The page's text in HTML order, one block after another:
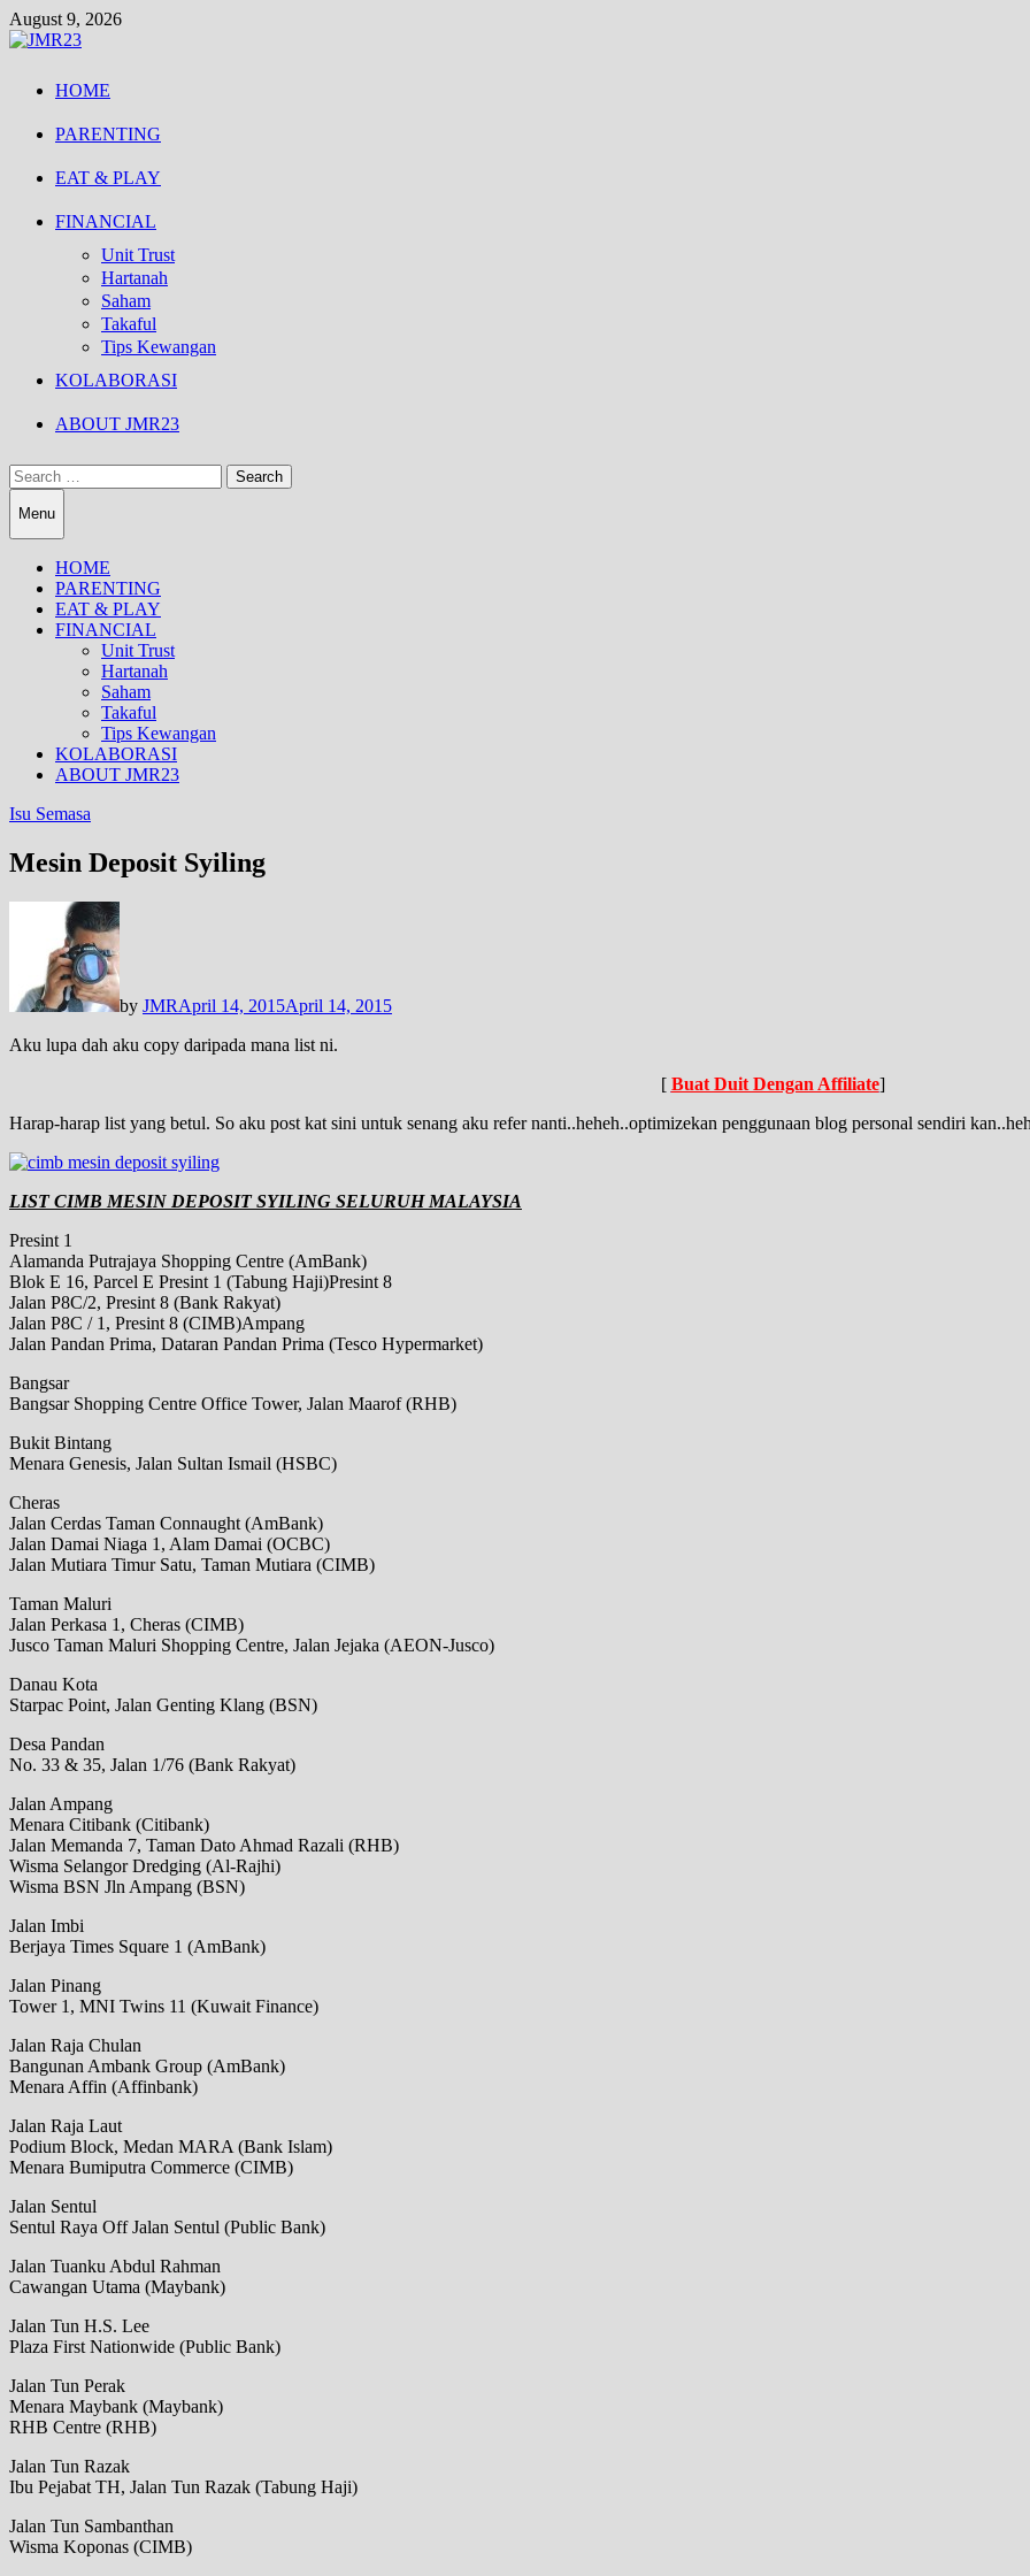
Skip
to
August 9, 2026
HOME
PARENTING
EAT & PLAY
FINANCIAL
Unit Trust
Hartanah
Saham
Takaful
Tips Kewangan
KOLABORASI
ABOUT JMR23
Search
for:
Menu
HOME
PARENTING
EAT & PLAY
FINANCIAL
Unit Trust
Hartanah
Saham
Takaful
Tips Kewangan
KOLABORASI
ABOUT JMR23
Isu Semasa
Mesin Deposit Syiling
by JMRApril 14, 2015April 14, 2015
Aku lupa dah aku copy daripada mana list ni.
[ Buat Duit Dengan Affiliate]
Harap-harap list yang betul. So aku post kat sini untuk senang aku refer nanti..heheh..optimizekan penggunaan blog personal sendiri
LIST CIMB MESIN DEPOSIT SYILING SELURUH MALAYSIA
Presint 1
Alamanda Putrajaya Shopping Centre (AmBank)
Blok E 16, Parcel E Presint 1 (Tabung Haji)Presint 8
Jalan P8C/2, Presint 8 (Bank Rakyat)
Jalan P8C / 1, Presint 8 (CIMB)Ampang
Jalan Pandan Prima, Dataran Pandan Prima (Tesco Hypermarket)
Bangsar
Bangsar Shopping Centre Office Tower, Jalan Maarof (RHB)
Bukit Bintang
Menara Genesis, Jalan Sultan Ismail (HSBC)
Cheras
Jalan Cerdas Taman Connaught (AmBank)
Jalan Damai Niaga 1, Alam Damai (OCBC)
Jalan Mutiara Timur Satu, Taman Mutiara (CIMB)
Taman Maluri
Jalan Perkasa 1, Cheras (CIMB)
Jusco Taman Maluri Shopping Centre, Jalan Jejaka (AEON-Jusco)
Danau Kota
Starpac Point, Jalan Genting Klang (BSN)
Desa Pandan
No. 33 & 35, Jalan 1/76 (Bank Rakyat)
Jalan Ampang
Menara Citibank (Citibank)
Jalan Memanda 7, Taman Dato Ahmad Razali (RHB)
Wisma Selangor Dredging (Al-Rajhi)
Wisma BSN Jln Ampang (BSN)
Jalan Imbi
Berjaya Times Square 1 (AmBank)
Jalan Pinang
Tower 1, MNI Twins 11 (Kuwait Finance)
Jalan Raja Chulan
Bangunan Ambank Group (AmBank)
Menara Affin (Affinbank)
Jalan Raja Laut
Podium Block, Medan MARA (Bank Islam)
Menara Bumiputra Commerce (CIMB)
Jalan Sentul
Sentul Raya Off Jalan Sentul (Public Bank)
Jalan Tuanku Abdul Rahman
Cawangan Utama (Maybank)
Jalan Tun H.S. Lee
Plaza First Nationwide (Public Bank)
Jalan Tun Perak
Menara Maybank (Maybank)
RHB Centre (RHB)
Jalan Tun Razak
Ibu Pejabat TH, Jalan Tun Razak (Tabung Haji)
Jalan Tun Sambanthan
Wisma Koponas (CIMB)